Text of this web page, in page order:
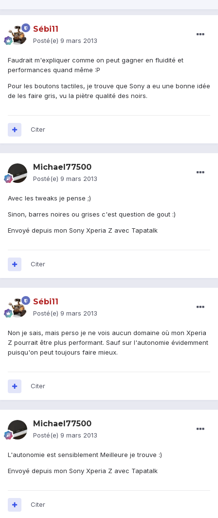
Sébi11
Posté(e) 9 mars 2013
Faudrait m'expliquer comme on peut gagner en fluidité et
performances quand même :P
Pour les boutons tactiles, je trouve que Sony a eu une bonne idée
de les faire gris, vu la piètre qualité des noirs.
Citer
Michael77500
Posté(e) 9 mars 2013
Avec les tweaks je pense ;)
Sinon, barres noires ou grises c'est question de gout :)
Envoyé depuis mon Sony Xperia Z avec Tapatalk
Citer
Sébi11
Posté(e) 9 mars 2013
Non je sais, mais perso je ne vois aucun domaine où mon Xperia
Z pourrait être plus performant. Sauf sur l'autonomie évidemment
puisqu'on peut toujours faire mieux.
Citer
Michael77500
Posté(e) 9 mars 2013
L'autonomie est sensiblement Meilleure je trouve :)
Envoyé depuis mon Sony Xperia Z avec Tapatalk
Citer